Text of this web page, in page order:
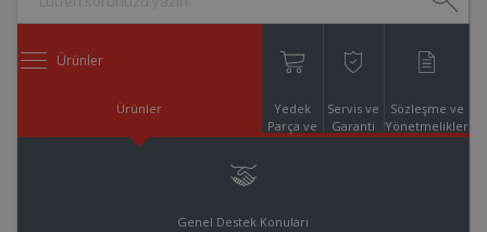
Ürünler
Ürünler
Yedek
Parça ve
Servis ve
Garanti
Sözleşme ve
Yönetmelikler
Genel Destek Konuları